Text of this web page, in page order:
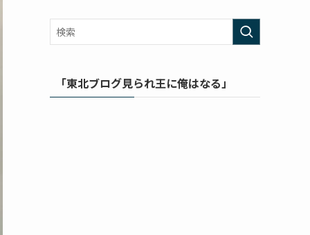
「東北ブログ見られ王に俺はなる」